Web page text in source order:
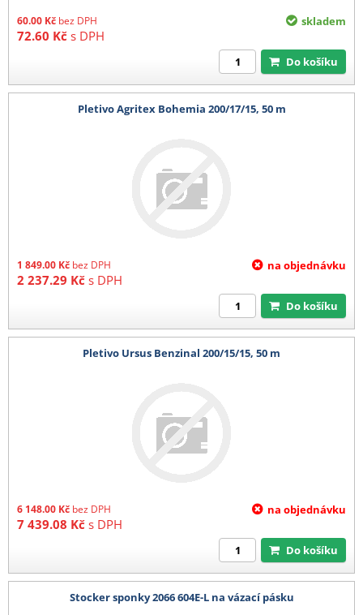
60.00 Kč bez DPH
72.60 Kč s DPH
skladem
Do košíku
Pletivo Agritex Bohemia 200/17/15, 50 m
1 849.00 Kč bez DPH
2 237.29 Kč s DPH
na objednávku
Do košíku
Pletivo Ursus Benzinal 200/15/15, 50 m
6 148.00 Kč bez DPH
7 439.08 Kč s DPH
na objednávku
Do košíku
Stocker sponky 2066 604E-L na vázací pásku